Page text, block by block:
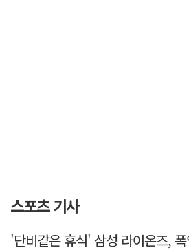
스포츠 기사
'단비같은 휴식' 삼성 라이온즈,